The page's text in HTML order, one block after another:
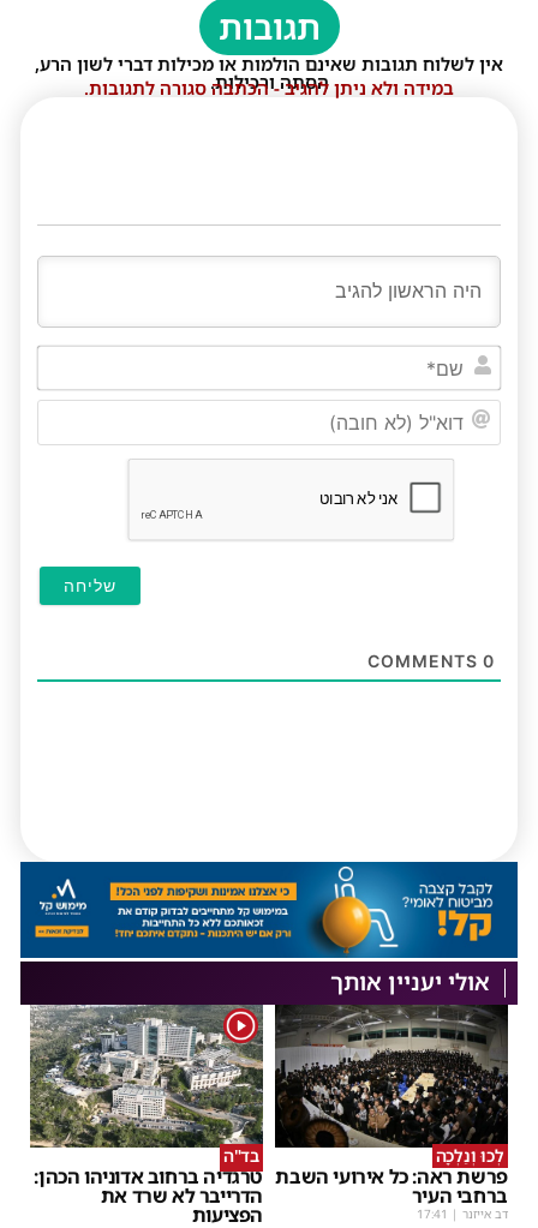
תגובות
אין לשלוח תגובות שאינם הולמות או מכילות דברי לשון הרע,
הסתה ורכילות.
במידה ולא ניתן להגיב - הכתבה סגורה לתגובות.
0
אולי יעניין אותך
לְכוּ וְנֵלְכָה
פרשת ראה: כל אירועי השבת
ברחבי העיר
דב אייזנר |
17:41
1
בד"ה
טרגדיה ברחוב אדוניהו הכהן:
הדרייבר לא שרד את
הפציעות